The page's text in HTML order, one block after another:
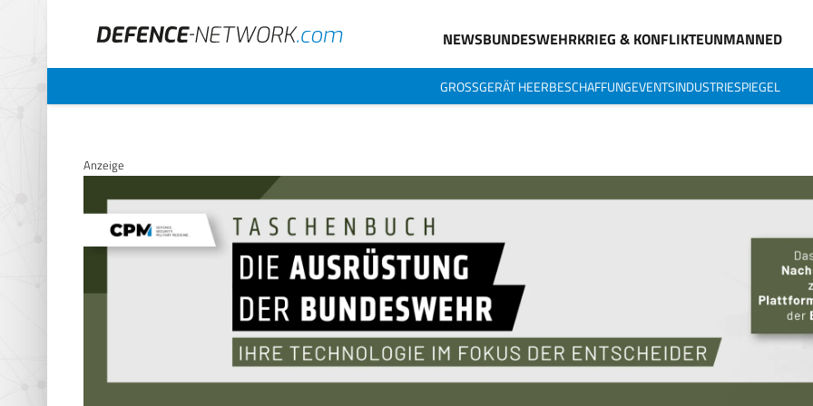
NEWSBUNDESWEHRKRIEG & KONFLIKTEUNMANNED
GROSSGERÄT HEERBESCHAFFUNGEVENTSINDUSTRIESPIEGEL
Anzeige